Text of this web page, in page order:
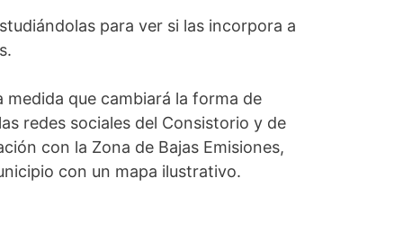
para ver si las incorpora a
que cambiará la forma de
redes sociales del Consistorio y de
con la Zona de Bajas Emisiones,
con un mapa ilustrativo.